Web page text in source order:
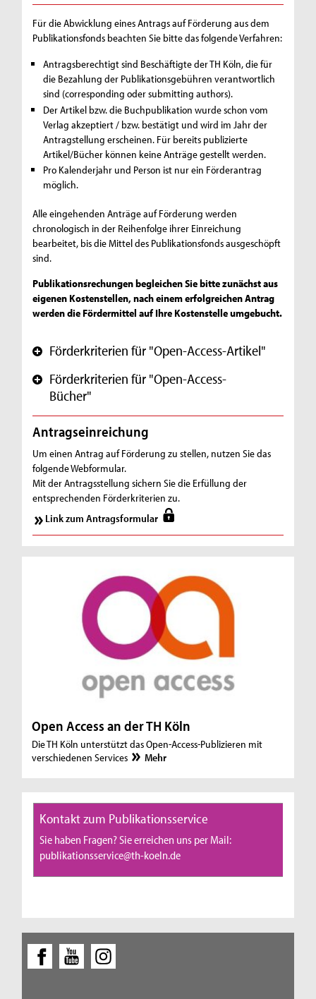
Für die Abwicklung eines Antrags auf Förderung aus dem
Publikationsfonds beachten Sie bitte das folgende Verfahren:
Antragsberechtigt sind Beschäftigte der TH Köln, die für
die Bezahlung der Publikationsgebühren verantwortlich
sind (corresponding oder submitting authors).
Der Artikel bzw. die Buchpublikation wurde schon vom
Verlag akzeptiert / bzw. bestätigt und wird im Jahr der
Antragstellung erscheinen. Für bereits publizierte
Artikel/Bücher können keine Anträge gestellt werden.
Pro Kalenderjahr und Person ist nur ein Förderantrag
möglich.
Alle eingehenden Anträge auf Förderung werden
chronologisch in der Reihenfolge ihrer Einreichung
bearbeitet, bis die Mittel des Publikationsfonds ausgeschöpft
sind.
Publikationsrechungen begleichen Sie bitte zunächst aus
eigenen Kostenstellen, nach einem erfolgreichen Antrag
werden die Fördermittel auf Ihre Kostenstelle umgebucht.
+ Förderkriterien für "Open-Access-Artikel"
+ Förderkriterien für "Open-Access-
Bücher"
Antragseinreichung
Um einen Antrag auf Förderung zu stellen, nutzen Sie das
folgende Webformular.
Mit der Antragsstellung sichern Sie die Erfüllung der
entsprechenden Förderkriterien zu.
Link zum Antragsformular
Open Access an der TH Köln
Die TH Köln unterstützt das Open-Access-Publizieren mit
verschiedenen Services
Mehr
Kontakt zum Publikationsservice
Sie haben Fragen? Sie erreichen uns per Mail:
publikationsservice@th-koeln.de